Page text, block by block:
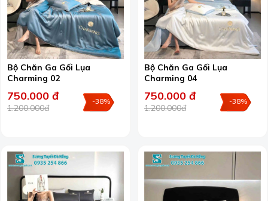
Bộ Chăn Ga Gối Lụa
Charming 02
750.000 đ
1.200.000đ
-38%
Bộ Chăn Ga Gối Lụa
Charming 04
750.000 đ
1.200.000đ
-38%